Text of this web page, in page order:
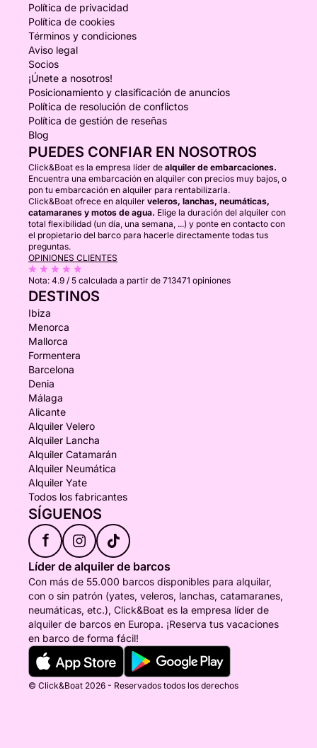
Política de privacidad
Política de cookies
Términos y condiciones
Aviso legal
Socios
¡Únete a nosotros!
Posicionamiento y clasificación de anuncios
Política de resolución de conflictos
Política de gestión de reseñas
Blog
PUEDES CONFIAR EN NOSOTROS
Click&Boat es la empresa líder de alquiler de embarcaciones.
Encuentra una embarcación en alquiler con precios muy bajos, o
pon tu embarcación en alquiler para rentabilizarla.
Click&Boat ofrece en alquiler veleros, lanchas, neumáticas,
catamaranes y motos de agua. Elige la duración del alquiler con
total flexibilidad (un día, una semana, ...) y ponte en contacto con
el propietario del barco para hacerle directamente todas tus
preguntas.
OPINIONES CLIENTES
Nota: 4.9 / 5 calculada a partir de 713471 opiniones
DESTINOS
Ibiza
Menorca
Mallorca
Formentera
Barcelona
Denia
Málaga
Alicante
Alquiler Velero
Alquiler Lancha
Alquiler Catamarán
Alquiler Neumática
Alquiler Yate
Todos los fabricantes
SÍGUENOS
f
Líder de alquiler de barcos
Con más de 55.000 barcos disponibles para alquilar,
con o sin patrón (yates, veleros, lanchas, catamaranes,
neumáticas, etc.), Click&Boat es la empresa líder de
alquiler de barcos en Europa. ¡Reserva tus vacaciones
en barco de forma fácil!
© Click&Boat 2026 - Reservados todos los derechos